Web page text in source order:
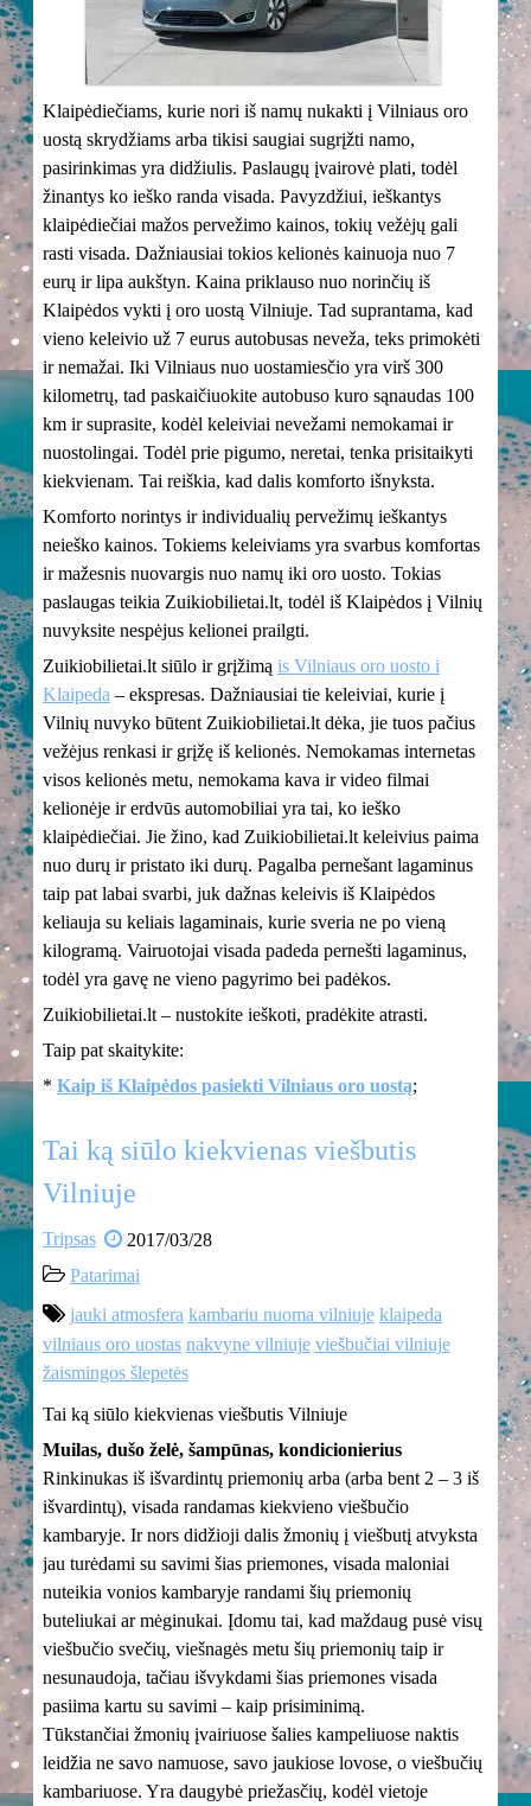
Klaipėdiečiams, kurie nori iš namų nukakti į Vilniaus oro
uostą skrydžiams arba tikisi saugiai sugrįžti namo,
pasirinkimas yra didžiulis. Paslaugų įvairovė plati, todėl
žinantys ko ieško randa visada. Pavyzdžiui, ieškantys
klaipėdiečiai mažos pervežimo kainos, tokių vežėjų gali
rasti visada. Dažniausiai tokios kelionės kainuoja nuo 7
eurų ir lipa aukštyn. Kaina priklauso nuo norinčių iš
Klaipėdos vykti į oro uostą Vilniuje. Tad suprantama, kad
vieno keleivio už 7 eurus autobusas neveža, teks primokėti
ir nemažai. Iki Vilniaus nuo uostamiesčio yra virš 300
kilometrų, tad paskaičiuokite autobuso kuro sąnaudas 100
km ir suprasite, kodėl keleiviai nevežami nemokamai ir
nuostolingai. Todėl prie pigumo, neretai, tenka prisitaikyti
kiekvienam. Tai reiškia, kad dalis komforto išnyksta.
Komforto norintys ir individualių pervežimų ieškantys
neieško kainos. Tokiems keleiviams yra svarbus komfortas
ir mažesnis nuovargis nuo namų iki oro uosto. Tokias
paslaugas teikia Zuikiobilietai.lt, todėl iš Klaipėdos į Vilnių
nuvyksite nespėjus kelionei prailgti.
Zuikiobilietai.lt siūlo ir grįžimą is Vilniaus oro uosto i
Klaipeda – ekspresas. Dažniausiai tie keleiviai, kurie į
Vilnių nuvyko būtent Zuikiobilietai.lt dėka, jie tuos pačius
vežėjus renkasi ir grįžę iš kelionės. Nemokamas internetas
visos kelionės metu, nemokama kava ir video filmai
kelionėje ir erdvūs automobiliai yra tai, ko ieško
klaipėdiečiai. Jie žino, kad Zuikiobilietai.lt keleivius paima
nuo durų ir pristato iki durų. Pagalba pernešant lagaminus
taip pat labai svarbi, juk dažnas keleivis iš Klaipėdos
keliauja su keliais lagaminais, kurie sveria ne po vieną
kilogramą. Vairuotojai visada padeda pernešti lagaminus,
todėl yra gavę ne vieno pagyrimo bei padėkos.
Zuikiobilietai.lt – nustokite ieškoti, pradėkite atrasti.
Taip pat skaitykite:
* Kaip iš Klaipėdos pasiekti Vilniaus oro uostą;
Tai ką siūlo kiekvienas viešbutis
Vilniuje
Tripsas
2017/03/28
Patarimai
jauki atmosfera kambariu nuoma vilniuje klaipeda
vilniaus oro uostas nakvyne vilniuje viešbučiai vilniuje
žaismingos šlepetės
Tai ką siūlo kiekvienas viešbutis Vilniuje
Muilas, dušo želė, šampūnas, kondicionierius
Rinkinukas iš išvardintų priemonių arba (arba bent 2 – 3 iš
išvardintų), visada randamas kiekvieno viešbučio
kambaryje. Ir nors didžioji dalis žmonių į viešbutį atvyksta
jau turėdami su savimi šias priemones, visada maloniai
nuteikia vonios kambaryje randami šių priemonių
buteliukai ar mėginukai. Įdomu tai, kad maždaug pusė visų
viešbučio svečių, viešnagės metu šių priemonių taip ir
nesunaudoja, tačiau išvykdami šias priemones visada
pasiima kartu su savimi – kaip prisiminimą.
Tūkstančiai žmonių įvairiuose šalies kampeliuose naktis
leidžia ne savo namuose, savo jaukiose lovose, o viešbučių
kambariuose. Yra daugybė priežasčių, kodėl vietoje